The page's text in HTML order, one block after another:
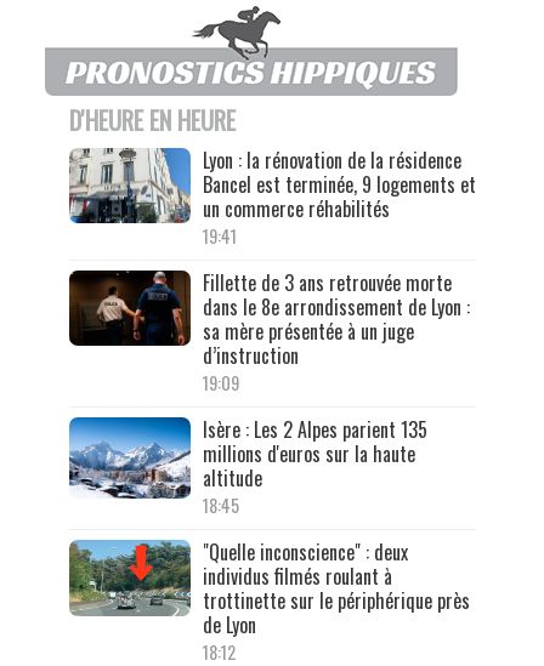
D'HEURE EN HEURE
Lyon : la rénovation de la résidence
Bancel est terminée, 9 logements et
un commerce réhabilités
19:41
Fillette de 3 ans retrouvée morte
dans le 8e arrondissement de Lyon :
sa mère présentée à un juge
d’instruction
19:09
Isère : Les 2 Alpes parient 135
millions d'euros sur la haute
altitude
18:45
"Quelle inconscience" : deux
individus filmés roulant à
trottinette sur le périphérique près
de Lyon
18:12